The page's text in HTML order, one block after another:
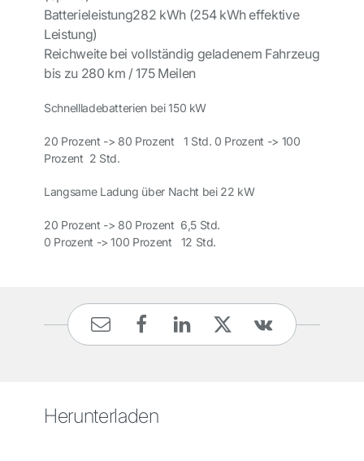
Batterieleistung282 kWh (254 kWh effektive
Leistung)
Reichweite bei vollständig geladenem Fahrzeug
bis zu 280 km / 175 Meilen
Schnellladebatterien bei 150 kW
20 Prozent -> 80 Prozent   1 Std. 0 Prozent -> 100
Prozent 2 Std.
Langsame Ladung über Nacht bei 22 kW
20 Prozent -> 80 Prozent 6,5 Std.
0 Prozent ->100 Prozent 12 Std.
Herunterladen